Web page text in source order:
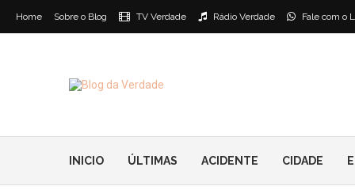
Home Sobre o Blog TV Verdade Rádio Verdade Fale com o
INICIO ÚLTIMAS ACIDENTE CIDADE